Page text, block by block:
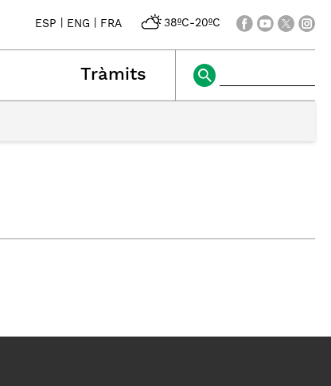
ESP ENG FRA 38ºC-20ºC
Tràmits